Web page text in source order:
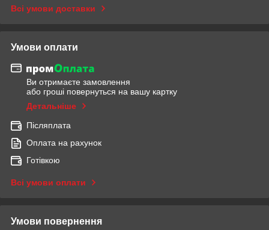
Всі умови доставки
Умови оплати
Ви отримаєте замовлення
або гроші повернуться на вашу картку
Детальніше
Післяплата
Оплата на рахунок
Готівкою
Всі умови оплати
Умови повернення